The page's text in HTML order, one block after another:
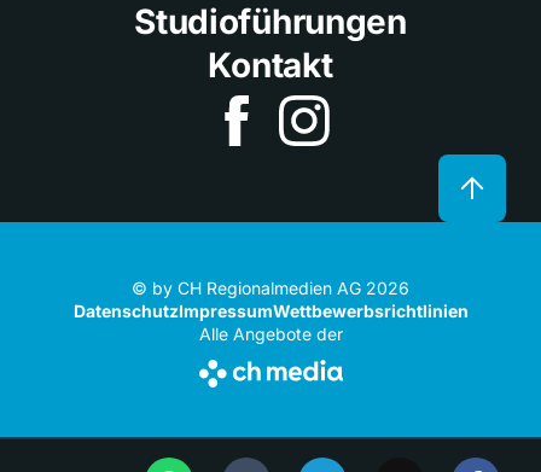
Studioführungen
Kontakt
© by CH Regionalmedien AG 2026
DatenschutzImpressumWettbewerbsrichtlinien
Alle Angebote der